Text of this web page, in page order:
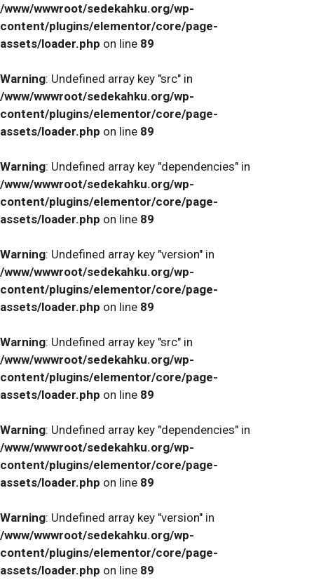
/www/wwwroot/sedekahku.org/wp-
content/plugins/elementor/core/page-
assets/loader.php on line 89
Warning: Undefined array key "src" in
/www/wwwroot/sedekahku.org/wp-
content/plugins/elementor/core/page-
assets/loader.php on line 89
Warning: Undefined array key "dependencies" in
/www/wwwroot/sedekahku.org/wp-
content/plugins/elementor/core/page-
assets/loader.php on line 89
Warning: Undefined array key "version" in
/www/wwwroot/sedekahku.org/wp-
content/plugins/elementor/core/page-
assets/loader.php on line 89
Warning: Undefined array key "src" in
/www/wwwroot/sedekahku.org/wp-
content/plugins/elementor/core/page-
assets/loader.php on line 89
Warning: Undefined array key "dependencies" in
/www/wwwroot/sedekahku.org/wp-
content/plugins/elementor/core/page-
assets/loader.php on line 89
Warning: Undefined array key "version" in
/www/wwwroot/sedekahku.org/wp-
content/plugins/elementor/core/page-
assets/loader.php on line 89